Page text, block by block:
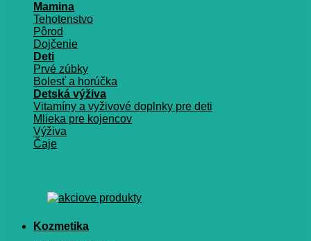
Mamina
Tehotenstvo
Pôrod
Dojčenie
Deti
Prvé zúbky
Bolesť a horúčka
Detská výživa
Vitamíny a vyživové doplnky pre deti
Mlieka pre kojencov
Výživa
Čaje
Kozmetika